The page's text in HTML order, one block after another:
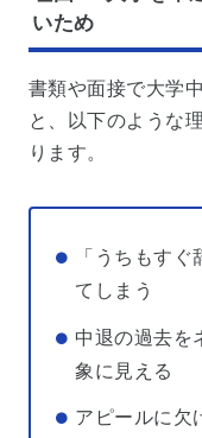
いため
書類や面接で大学
と、以下のような
ります。
「うちもす
てしまう
中退の過去を
象に見える
アピールに欠